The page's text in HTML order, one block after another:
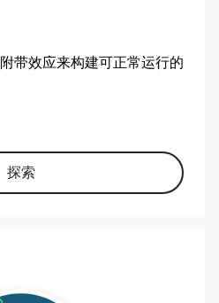
带效应来构建可正常运行的
探索